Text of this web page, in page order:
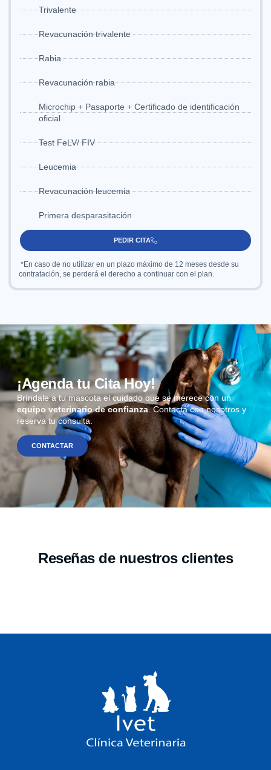
Trivalente
Revacunación trivalente
Rabia
Revacunación rabia
Microchip + Pasaporte + Certificado de identificación
oficial
Test FeLV/ FIV
Leucemia
Revacunación leucemia
Primera desparasitación
PEDIR CITA
*En caso de no utilizar en un plazo máximo de 12 meses desde su
contratación, se perderá el derecho a continuar con el plan.
¡Agenda tu Cita Hoy!
Bríndale a tu mascota el cuidado que se merece con un
equipo veterinario de confianza. Contacta con nosotros y
reserva tu consulta.
CONTACTAR
Reseñas de nuestros clientes